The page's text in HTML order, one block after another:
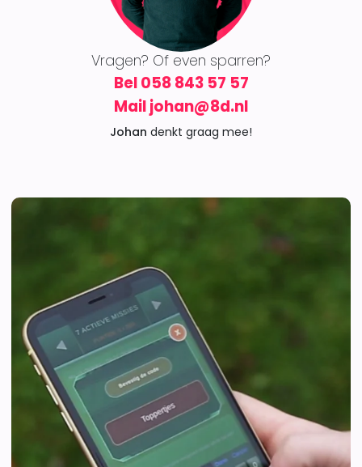
Vragen? Of even sparren?
Bel 058 843 57 57
Mail johan@8d.nl
Johan denkt graag mee!